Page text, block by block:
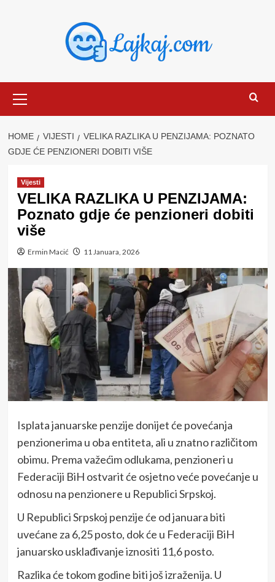
Menu
HOME VIJESTI
VELIKA RAZLIKA U PENZIJAMA: POZNATO
GDJE ĆE PENZIONERI DOBITI VIŠE
Vijesti
VELIKA RAZLIKA U PENZIJAMA:
Poznato gdje će penzioneri dobiti
više
Ermin Macić 11 Januara, 2026
Isplata januarske penzije donijet će povećanja
penzionerima u oba entiteta, ali u znatno različitom
obimu. Prema važećim odlukama, penzioneri u
Federaciji BiH ostvarit će osjetno veće povećanje u
odnosu na penzionere u Republici Srpskoj.
U Republici Srpskoj penzije će od januara biti
uvećane za 6,25 posto, dok će u Federaciji BiH
januarsko usklađivanje iznositi 11,6 posto.
Razlika će tokom godine biti još izraženija. U